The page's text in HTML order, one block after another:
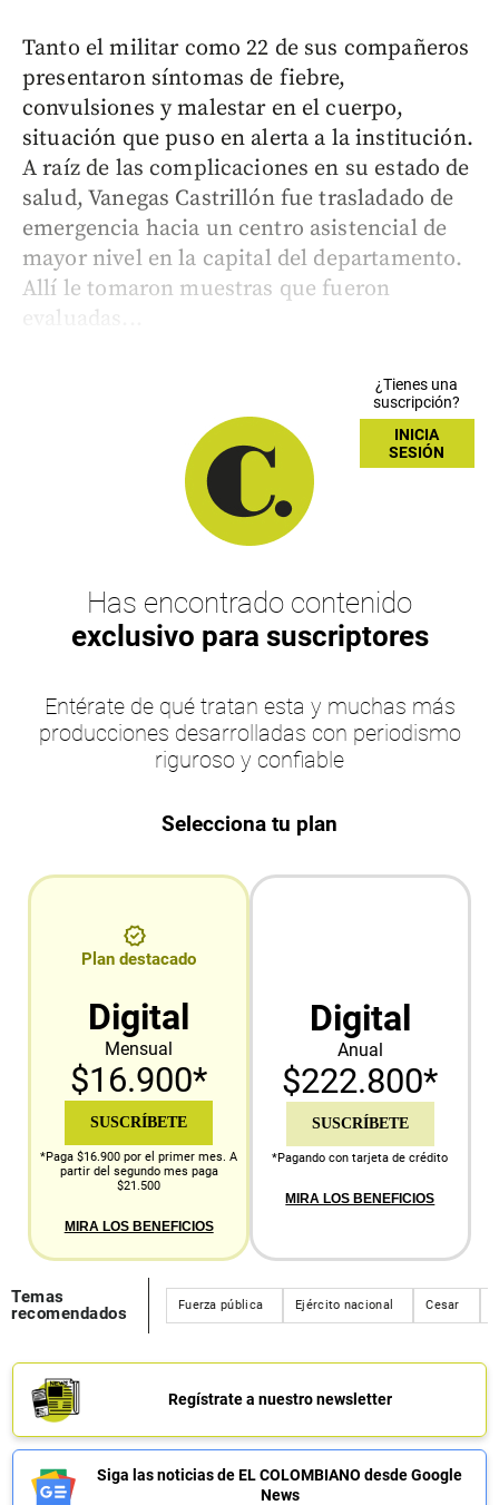
Tanto el militar como 22 de sus compañeros
presentaron síntomas de fiebre,
convulsiones y malestar en el cuerpo,
situación que puso en alerta a la institución.
A raíz de las complicaciones en su estado de
salud, Vanegas Castrillón fue trasladado de
emergencia hacia un centro asistencial de
mayor nivel en la capital del departamento.
Allí le tomaron muestras que fueron
evaluadas...
¿Tienes una
suscripción?
INICIA
SESIÓN
Has encontrado contenido
exclusivo para suscriptores
Entérate de qué tratan esta y muchas más
producciones desarrolladas con periodismo
riguroso y confiable
Selecciona tu plan
Plan destacado
Digital
Mensual
$16.900*
SUSCRÍBETE
*Paga $16.900 por el primer mes. A
partir del segundo mes paga
$21.500
MIRA LOS BENEFICIOS
Digital
Anual
$222.800*
SUSCRÍBETE
*Pagando con tarjeta de crédito
MIRA LOS BENEFICIOS
Temas
recomendados
Fuerza pública Ejército nacional Cesar
Regístrate a nuestro newsletter
Siga las noticias de EL COLOMBIANO desde Google
News